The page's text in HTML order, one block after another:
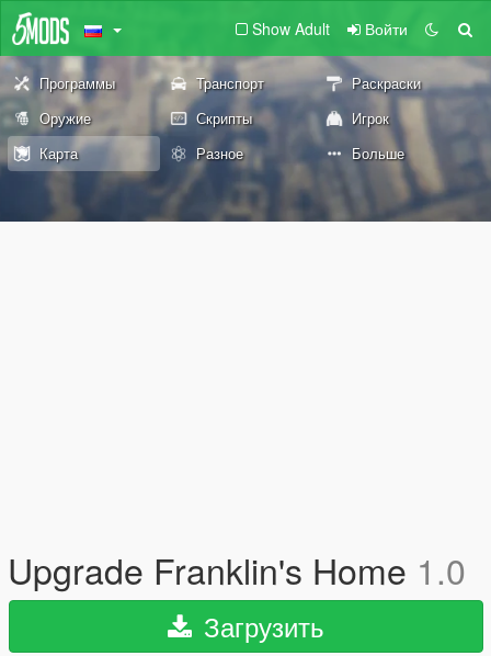
Show Adult Войти
Программы Транспорт
Раскраски
Оружие
Скрипты
Игрок
Карта
Разное Больше
Upgrade Franklin's Home 1.0
Загрузить